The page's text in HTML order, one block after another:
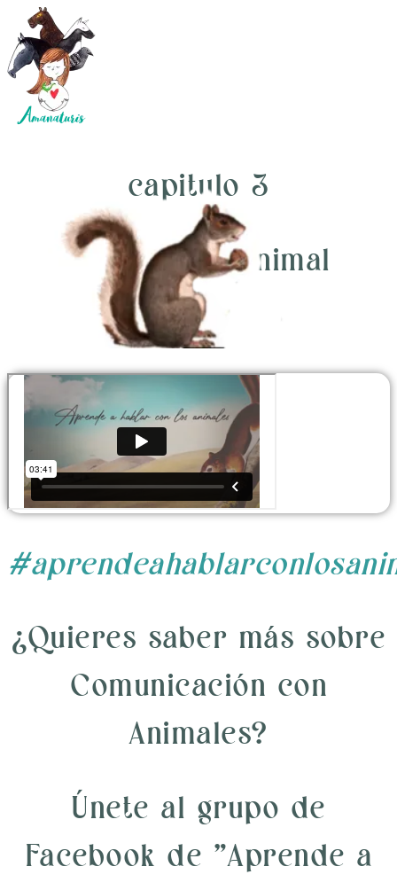
capitulo 3
Inteligencia Animal
¿Quieres saber más sobre
Comunicación con
Animales?
Únete al grupo de
Facebook de "Aprende a